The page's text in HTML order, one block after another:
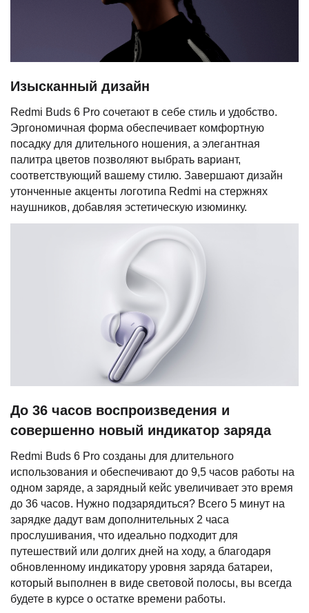
Изысканный дизайн
Redmi Buds 6 Pro сочетают в себе стиль и удобство.
Эргономичная форма обеспечивает комфортную
посадку для длительного ношения, а элегантная
палитра цветов позволяют выбрать вариант,
соответствующий вашему стилю. Завершают дизайн
утонченные акценты логотипа Redmi на стержнях
наушников, добавляя эстетическую изюминку.
До 36 часов воспроизведения и
совершенно новый индикатор заряда
Redmi Buds 6 Pro созданы для длительного
использования и обеспечивают до 9,5 часов работы на
одном заряде, а зарядный кейс увеличивает это время
до 36 часов. Нужно подзарядиться? Всего 5 минут на
зарядке дадут вам дополнительных 2 часа
прослушивания, что идеально подходит для
путешествий или долгих дней на ходу, а благодаря
обновленному индикатору уровня заряда батареи,
который выполнен в виде световой полосы, вы всегда
будете в курсе о остатке времени работы.